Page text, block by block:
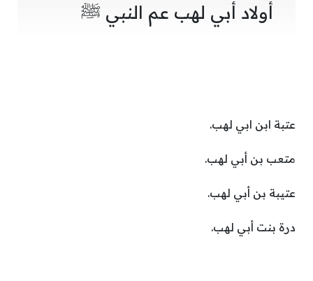
أولاد أبي لهب عم النبي ﷺ
عتبة ابن ابي لهب.
متعب بن أبي لهب.
عتيبة بن أبي لهب.
درة بنت أبي لهب.